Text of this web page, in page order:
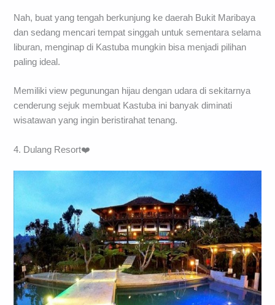
Nah, buat yang tengah berkunjung ke daerah Bukit Maribaya
dan sedang mencari tempat singgah untuk sementara selama
liburan, menginap di Kastuba mungkin bisa menjadi pilihan
paling ideal.
Memiliki view pegunungan hijau dengan udara di sekitarnya
cenderung sejuk membuat Kastuba ini banyak diminati
wisatawan yang ingin beristirahat tenang.
4. Dulang Resort❤️